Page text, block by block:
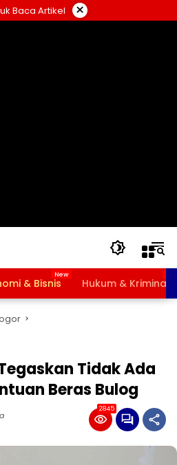
Baca Artikel ×
& Bisnis Hukum & Kriminal
Tidak Ada
Beras Bulog
2845